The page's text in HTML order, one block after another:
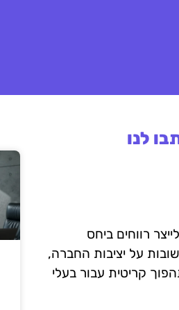
לנו
רווחים ביחס
על יציבות החברה,
2025, הכרת יחסים אלה תהפוך קריטית עבור בעלי